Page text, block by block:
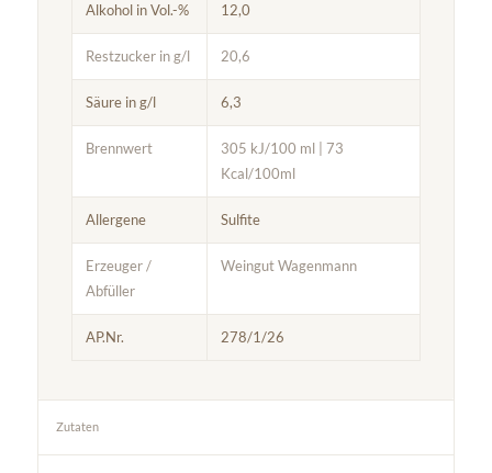
Alkohol in Vol.-% 12,0
Restzucker in g/l 20,6
Säure in g/l 6,3
Brennwert
305 kJ/100 ml | 73
Kcal/100ml
Allergene Sulfite
Erzeuger /
Abfüller
Weingut Wagenmann
AP.Nr. 278/1/26
Zutaten